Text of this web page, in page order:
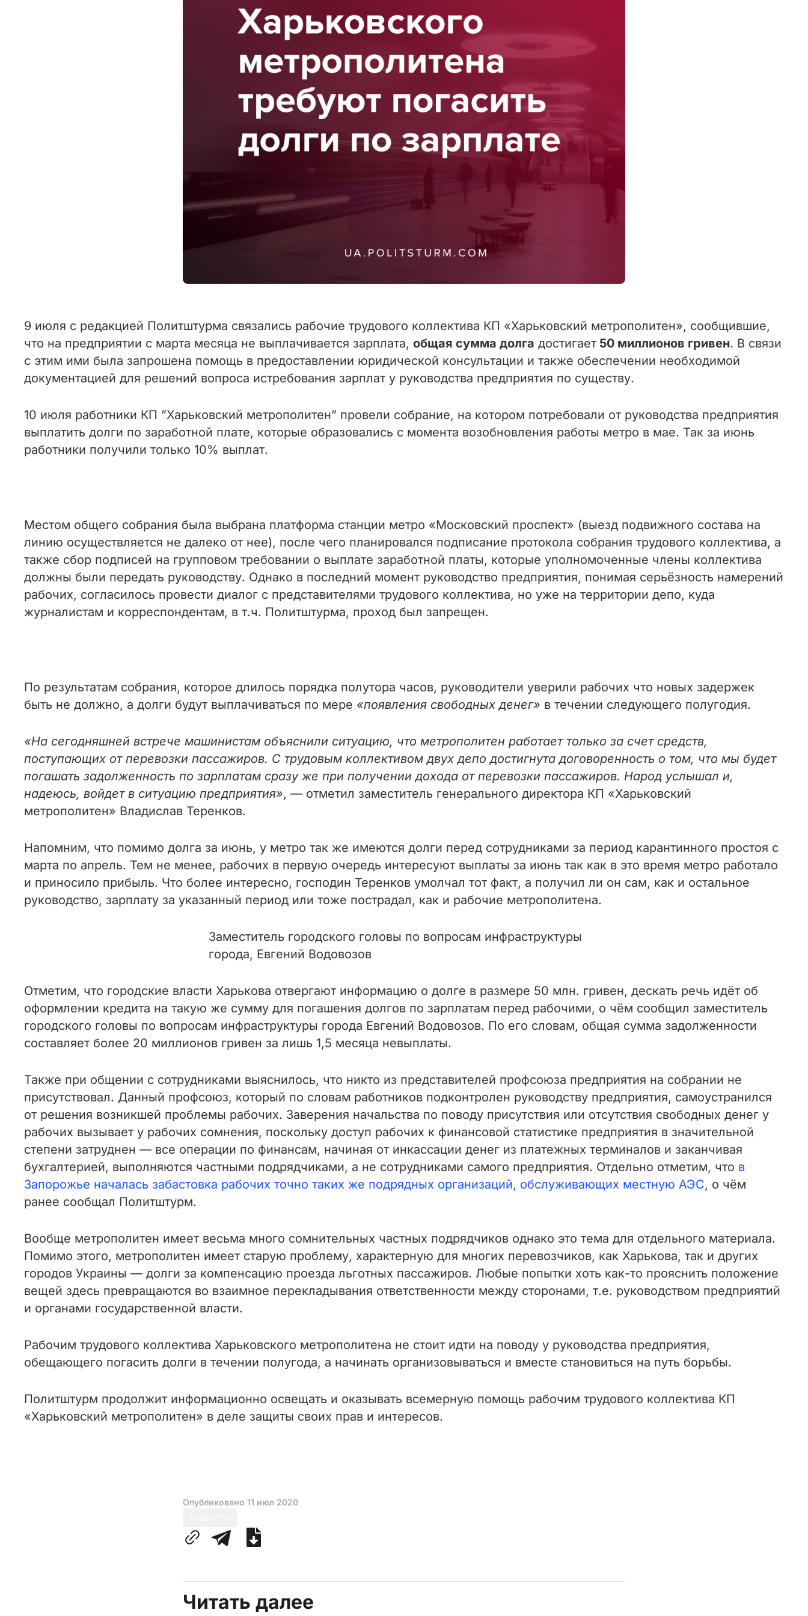
9 июля с редакцией Политштурма связались рабочие трудового коллектива КП «Харьковский метрополитен», сообщившие,
что на предприятии с марта месяца не выплачивается зарплата, общая сумма долга достигает 50 миллионов гривен. В связи
с этим ими была запрошена помощь в предоставлении юридической консультации и также обеспечении необходимой
документацией для решений вопроса истребования зарплат у руководства предприятия по существу.
10 июля работники КП ”Харьковский метрополитен” провели собрание, на котором потребовали от руководства предприятия
выплатить долги по заработной плате, которые образовались с момента возобновления работы метро в мае. Так за июнь
работники получили только 10% выплат.
Местом общего собрания была выбрана платформа станции метро «Московский проспект» (выезд подвижного состава на
линию осуществляется не далеко от нее), после чего планировался подписание протокола собрания трудового коллектива, а
также сбор подписей на групповом требовании о выплате заработной платы, которые уполномоченные члены коллектива
должны были передать руководству. Однако в последний момент руководство предприятия, понимая серьёзность намерений
рабочих, согласилось провести диалог с представителями трудового коллектива, но уже на территории депо, куда
журналистам и корреспондентам, в т.ч. Политштурма, проход был запрещен.
По результатам собрания, которое длилось порядка полутора часов, руководители уверили рабочих что новых задержек
быть не должно, а долги будут выплачиваться по мере «появления свободных денег» в течении следующего полугодия.
«На сегодняшней встрече машинистам объяснили ситуацию, что метрополитен работает только за счет средств,
поступающих от перевозки пассажиров. С трудовым коллективом двух депо достигнута договоренность о том, что мы будет
погашать задолженность по зарплатам сразу же при получении дохода от перевозки пассажиров. Народ услышал и,
надеюсь, войдет в ситуацию предприятия», — отметил заместитель генерального директора КП «Харьковский
метрополитен» Владислав Теренков.
Напомним, что помимо долга за июнь, у метро так же имеются долги перед сотрудниками за период карантинного простоя с
марта по апрель. Тем не менее, рабочих в первую очередь интересуют выплаты за июнь так как в это время метро работало
и приносило прибыль. Что более интересно, господин Теренков умолчал тот факт, а получил ли он сам, как и остальное
руководство, зарплату за указанный период или тоже пострадал, как и рабочие метрополитена.
Заместитель городского головы по вопросам инфраструктуры
города, Евгений Водовозов
Отметим, что городские власти Харькова отвергают информацию о долге в размере 50 млн. гривен, дескать речь идёт об
оформлении кредита на такую же сумму для погашения долгов по зарплатам перед рабочими, о чём сообщил заместитель
городского головы по вопросам инфраструктуры города Евгений Водовозов. По его словам, общая сумма задолженности
составляет более 20 миллионов гривен за лишь 1,5 месяца невыплаты.
Также при общении с сотрудниками выяснилось, что никто из представителей профсоюза предприятия на собрании не
присутствовал. Данный профсоюз, который по словам работников подконтролен руководству предприятия, самоустранился
от решения возникшей проблемы рабочих. Заверения начальства по поводу присутствия или отсутствия свободных денег у
рабочих вызывает у рабочих сомнения, поскольку доступ рабочих к финансовой статистике предприятия в значительной
степени затруднен — все операции по финансам, начиная от инкассации денег из платежных терминалов и заканчивая
бухгалтерией, выполняются частными подрядчиками, а не сотрудниками самого предприятия. Отдельно отметим, что в
Запорожье началась забастовка рабочих точно таких же подрядных организаций, обслуживающих местную АЭС, о чём
ранее сообщал Политштурм.
Вообще метрополитен имеет весьма много сомнительных частных подрядчиков однако это тема для отдельного материала.
Помимо этого, метрополитен имеет старую проблему, характерную для многих перевозчиков, как Харькова, так и других
городов Украины — долги за компенсацию проезда льготных пассажиров. Любые попытки хоть как-то прояснить положение
вещей здесь превращаются во взаимное перекладывания ответственности между сторонами, т.е. руководством предприятий
и органами государственной власти.
Рабочим трудового коллектива Харьковского метрополитена не стоит идти на поводу у руководства предприятия,
обещающего погасить долги в течении полугода, а начинать организовываться и вместе становиться на путь борьбы.
Политштурм продолжит информационно освещать и оказывать всемерную помощь рабочим трудового коллектива КП
«Харьковский метрополитен» в деле защиты своих прав и интересов.
Опубликовано 11 июл 2020
Читать далее